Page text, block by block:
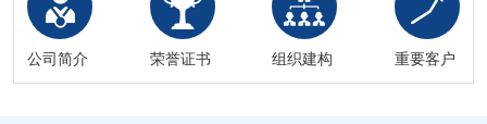
公司简介 荣誉证书 组织建构 重要客户